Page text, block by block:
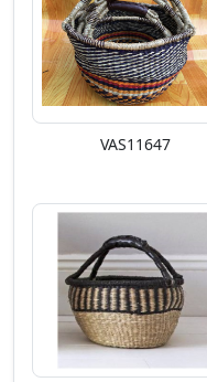
VAS11647